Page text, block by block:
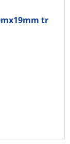
tr